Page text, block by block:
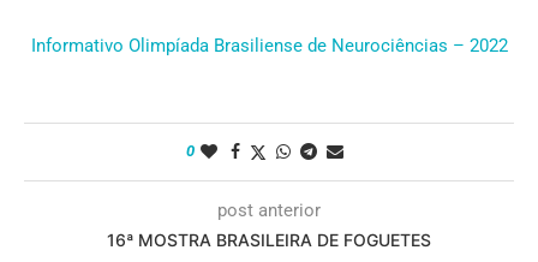
Informativo Olimpíada Brasiliense de Neurociências – 2022
0
post anterior
16ª MOSTRA BRASILEIRA DE FOGUETES